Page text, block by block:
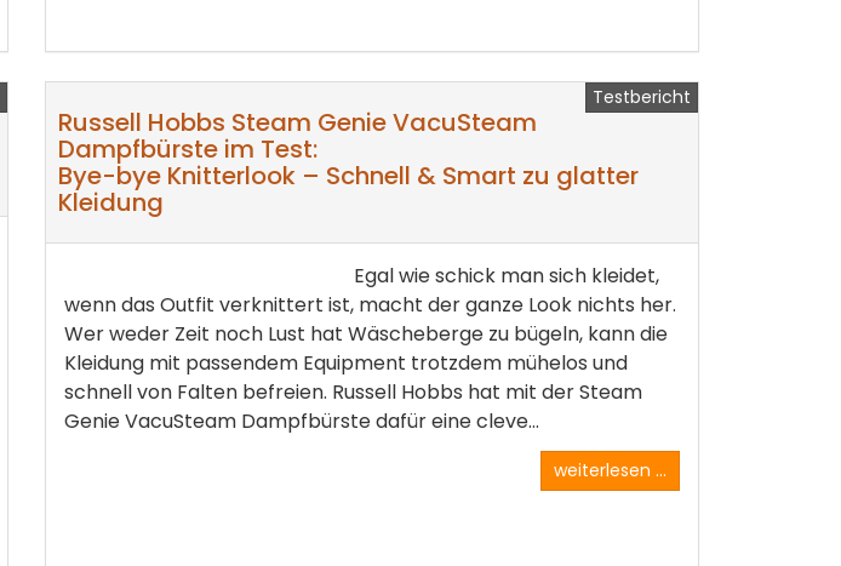
Testbericht
Russell Hobbs Steam Genie VacuSteam
Dampfbürste im Test:
Bye-bye Knitterlook – Schnell & Smart zu glatter
Kleidung
Egal wie schick man sich kleidet,
wenn das Outfit verknittert ist, macht der ganze Look nichts her.
Wer weder Zeit noch Lust hat Wäscheberge zu bügeln, kann die
Kleidung mit passendem Equipment trotzdem mühelos und
schnell von Falten befreien. Russell Hobbs hat mit der Steam
Genie VacuSteam Dampfbürste dafür eine cleve...
weiterlesen ...